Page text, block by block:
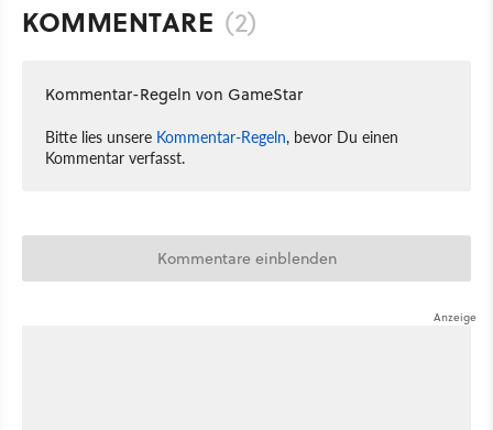
KOMMENTARE (2)
Kommentar-Regeln von GameStar
Bitte lies unsere Kommentar-Regeln, bevor Du einen
Kommentar verfasst.
Kommentare einblenden